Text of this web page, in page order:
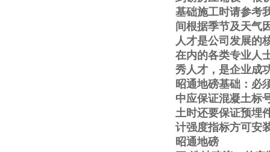
基础施工时请参考
间根据季节及天气
人才是公司发展的
在内的各类专业人
秀人才，是企业成
昭通地磅基础：必
中应保证混凝土标
土时还要保证预埋
计强度指标方可安
昭通地磅